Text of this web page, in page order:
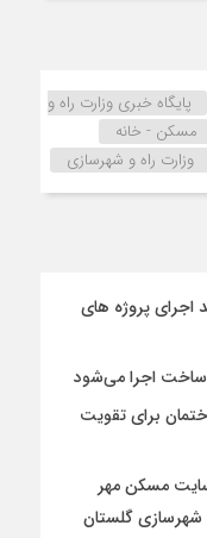
پایگاه خبری وزارت راه و
مسکن - خانه
وزارت راه و شهرسازی
اجرای پروژه های
ساخت اجرا می‌شود
برای تقویت
مسکن مهر
و شهرسازی گلستان